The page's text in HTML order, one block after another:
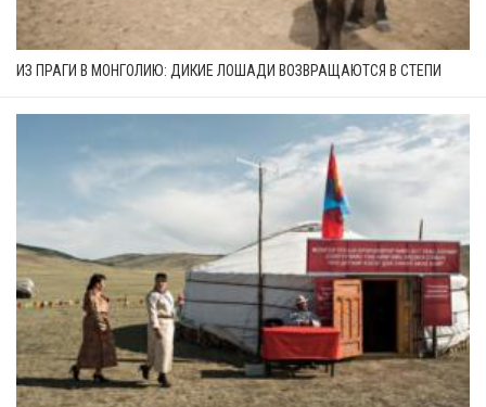
ИЗ ПРАГИ В МОНГОЛИЮ: ДИКИЕ ЛОШАДИ ВОЗВРАЩАЮТСЯ В СТЕПИ